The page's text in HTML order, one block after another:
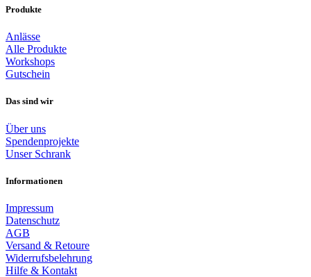
Produkte
Anlässe
Alle Produkte
Workshops
Gutschein
Das sind wir
Über uns
Spendenprojekte
Unser Schrank
Informationen
Impressum
Datenschutz
AGB
Versand & Retoure
Widerrufsbelehrung
Hilfe & Kontakt